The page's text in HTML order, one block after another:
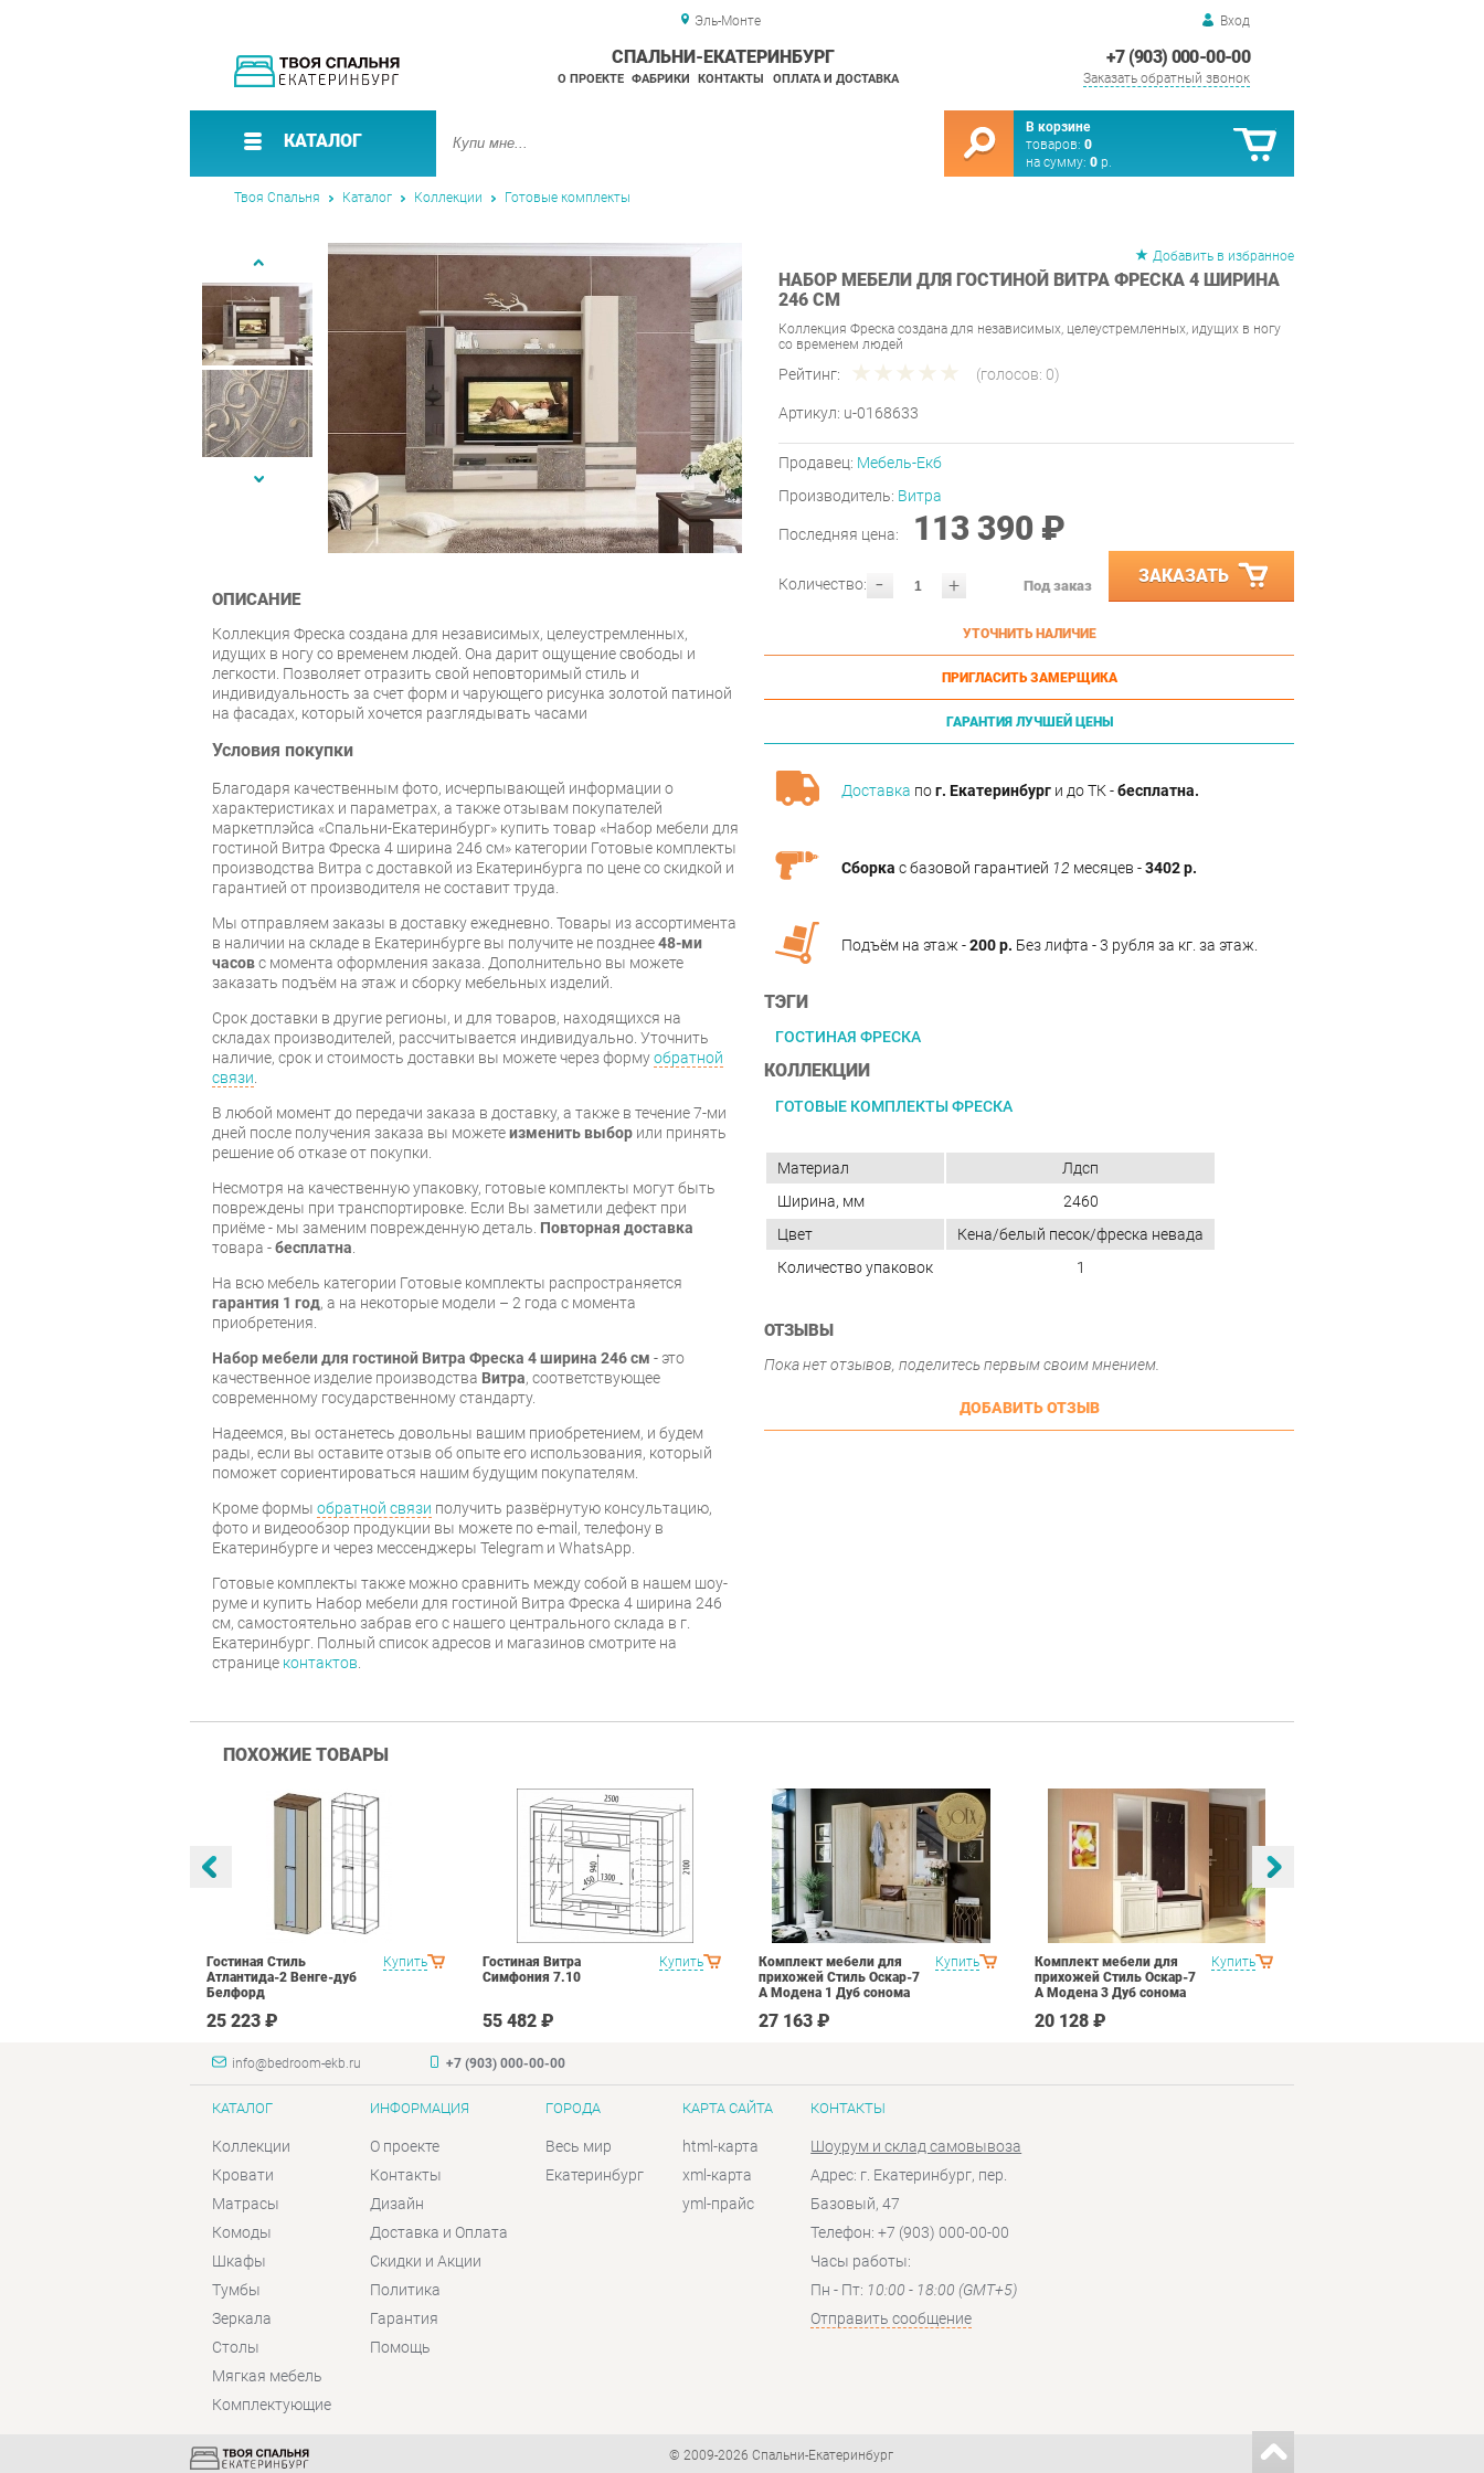
Эль-Монте Вход
+7 (903) 000-00-00
Заказать обратный звонок
СПАЛЬНИ-ЕКАТЕРИНБУРГ
О ПРОЕКТЕ ФАБРИКИ КОНТАКТЫ ОПЛАТА И ДОСТАВКА
КАТАЛОГ
В корзине
товаров: 0
на сумму: 0 р.
Твоя Спальня Каталог Коллекции Готовые комплекты
Добавить в избранное
НАБОР МЕБЕЛИ ДЛЯ ГОСТИНОЙ ВИТРА ФРЕСКА 4 ШИРИНА
246 СМ
Коллекция Фреска создана для независимых, целеустремленных, идущих в ногу
со временем людей
Рейтинг: (голосов: 0)
Артикул: u-0168633
Продавец: Мебель-Екб
Производитель: Витра
Последняя цена: 113 390 ₽
- +
Количество: Под заказ ЗАКАЗАТЬ
УТОЧНИТЬ НАЛИЧИЕ
ПРИГЛАСИТЬ ЗАМЕРЩИКА
ГАРАНТИЯ ЛУЧШЕЙ ЦЕНЫ
Доставка пог. Екатеринбург и до ТК -бесплатна.
Сборка с базовой гарантией 12 месяцев -3402 р.
Подъём на этаж -200 р. Без лифта - 3 рубля за кг. за этаж.
ТЭГИ
ГОСТИНАЯ ФРЕСКА
КОЛЛЕКЦИИ
ГОТОВЫЕ КОМПЛЕКТЫ ФРЕСКА
ОПИСАНИЕ
Коллекция Фреска создана для независимых, целеустремленных,
идущих в ногу со временем людей. Она дарит ощущение свободы и
легкости. Позволяет отразить свой неповторимый стиль и
индивидуальность за счет форм и чарующего рисунка золотой патиной
на фасадах, который хочется разглядывать часами
Условия покупки
Благодаря качественным фото, исчерпывающей информации о
характеристиках и параметрах, а также отзывам покупателей
маркетплэйса «Спальни-Екатеринбург» купить товар «Набор мебели для
гостиной Витра Фреска 4 ширина 246 см» категории Готовые комплекты
производства Витра с доставкой из Екатеринбурга по цене со скидкой и
гарантией от производителя не составит труда.
Мы отправляем заказы в доставку ежедневно. Товары из ассортимента
в наличии на складе в Екатеринбурге вы получите не позднее48-ми
часовс момента оформления заказа. Дополнительно вы можете
заказать подъём на этаж и сборку мебельных изделий.
Срок доставки в другие регионы, и для товаров, находящихся на
складах производителей, рассчитывается индивидуально. Уточнить
наличие, срок и стоимость доставки вы можете через формуобратной
связи.
В любой момент до передачи заказа в доставку, а также в течение 7-ми
дней после получения заказа вы можетеизменить выбор или принять
решение об отказе от покупки.
Несмотря на качественную упаковку, готовые комплекты могут быть
повреждены при транспортировке. Если Вы заметили дефект при
приёме - мы заменим поврежденную деталь. Повторная доставка
товара -бесплатна.
На всю мебель категории Готовые комплекты распространяется
гарантия 1 год, а на некоторые модели – 2 года с момента
приобретения.
Набор мебели для гостиной Витра Фреска 4 ширина 246 см - это
качественное изделие производства Витра, соответствующее
современному государственному стандарту.
Надеемся, вы останетесь довольны вашим приобретением, и будем
рады, если вы оставите отзыв об опыте его использования, который
поможет сориентироваться нашим будущим покупателям.
Кроме формы обратной связи получить развёрнутую консультацию,
фото и видеообзор продукции вы можете по e-mail, телефону в
Екатеринбурге и через мессенджеры Telegram и WhatsApp.
Готовые комплекты также можно сравнить между собой в нашем шоу-
руме и купить Набор мебели для гостиной Витра Фреска 4 ширина 246
см, самостоятельно забрав его с нашего центрального склада в г.
Екатеринбург. Полный список адресов и магазинов смотрите на
странице контактов.
Материал
Лдсп
Ширина, мм
2460
Цвет
Кена/белый песок/фреска невада
Количество упаковок
1
ОТЗЫВЫ
Пока нет отзывов, поделитесь первым своим мнением.
ДОБАВИТЬ ОТЗЫВ
ПОХОЖИЕ ТОВАРЫ
Купить
Гостиная Стиль
Атлантида-2 Венге-дуб
Белфорд
25 223 ₽
Купить
Гостиная Витра
Симфония 7.10
55 482 ₽
Купить
Комплект мебели для
прихожей Стиль Оскар-7
А Модена 1 Дуб сонома
27 163 ₽
Купить
Комплект мебели для
прихожей Стиль Оскар-7
А Модена 3 Дуб сонома
20 128 ₽
info@bedroom-ekb.ru +7 (903) 000-00-00
КАТАЛОГ
Коллекции
Кровати
Матрасы
Комоды
Шкафы
Тумбы
Зеркала
Столы
Мягкая мебель
Комплектующие
ИНФОРМАЦИЯ
О проекте
Контакты
Дизайн
Доставка и Оплата
Скидки и Акции
Политика
Гарантия
Помощь
ГОРОДА
Весь мир
Екатеринбург
КАРТА САЙТА
html-карта
xml-карта
yml-прайс
КОНТАКТЫ
Шоурум и склад самовывоза
Адрес: г. Екатеринбург, пер.
Базовый, 47
Телефон: +7 (903) 000-00-00
Часы работы:
Пн - Пт: 10:00 - 18:00 (GMT+5)
Отправить сообщение
© 2009-2026 Спальни-Екатеринбург